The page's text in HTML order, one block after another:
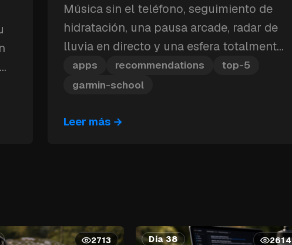
Música sin el teléfono, seguimiento de
hidratación, una pausa arcade, radar de
lluvia en directo y una esfera totalmente
personalizable: estas son las cinco apps
de Garmin que debes instalar primero.
apps recommendations
top-5
garmin-school
Leer más→
2713 Día 38 2614